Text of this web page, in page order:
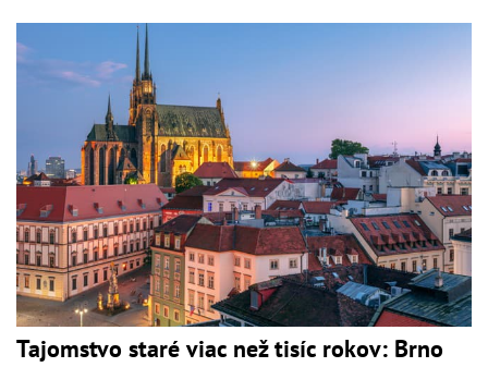
Tajomstvo staré viac než tisíc rokov: Brno